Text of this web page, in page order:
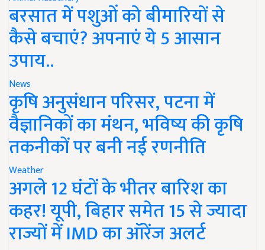
बरसात में पशुओं को बीमारियों से
कैसे बचाएं? अपनाएं ये 5 आसान
उपाय..
News
कृषि अनुसंधान परिसर, पटना में
वैज्ञानिकों का मंथन, भविष्य की कृषि
तकनीकों पर बनी नई रणनीति
Weather
अगले 12 घंटों के भीतर बारिश का
कहर! यूपी, बिहार समेत 15 से ज्यादा
राज्यों में IMD का ऑरेंज अलर्ट